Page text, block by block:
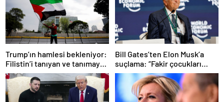
Trump’ın hamlesi bekleniyor:
Filistin’i tanıyan ve tanımayan
ülkeler hangileri?
Bill Gates’ten Elon Musk’a
suçlama: “Fakir çocukları
öldürdü”